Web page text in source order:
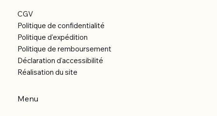
CGV
Politique de confidentialité
Politique d'expédition
Politique de remboursement
Déclaration d'accessibilité
Réalisation du site
Menu